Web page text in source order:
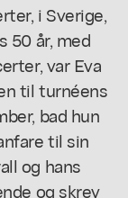
i Sverige,
50 år, med
var Eva
til turnéens
bad hun
til sin
og hans
og skrev